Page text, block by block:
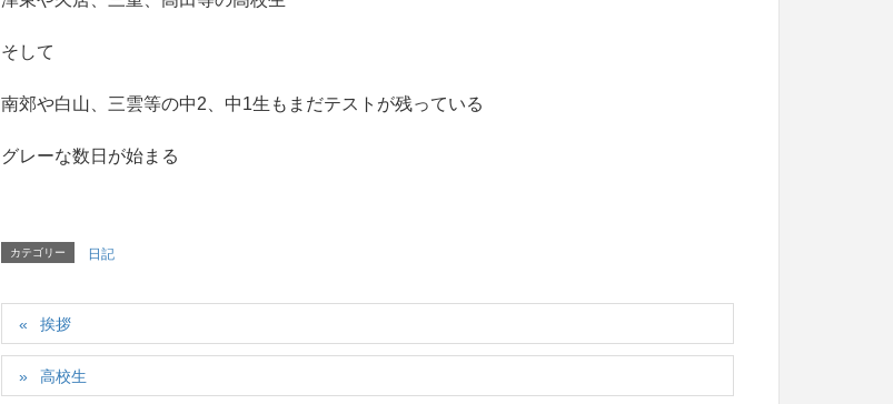
そして
南郊や白山、三雲等の中2、中1生もまだテストが残っている
グレーな数日が始まる
カテゴリー 日記
挨拶
高校生